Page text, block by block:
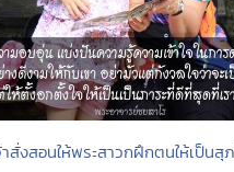
สั่งสอนให้พระสาวกฝึกตนให้เป็นสุ